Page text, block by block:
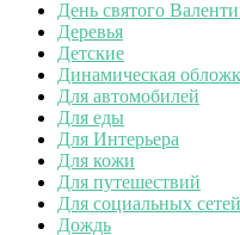
День святого
Деревья
Детские
Динамическая
Для автомобилей
Для еды
Для Интерьера
Для кожи
Для путешествий
Для социальных сетей
Дождь